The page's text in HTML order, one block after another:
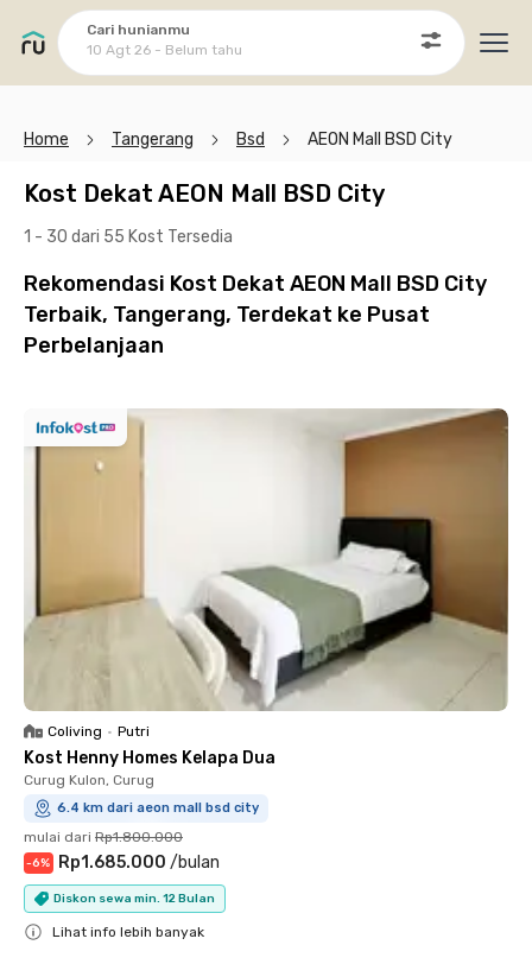
Cari hunianmu
10 Agt 26 - Belum tahu
Home Tangerang Bsd AEON Mall BSD City
Kost Dekat AEON Mall BSD City
1 - 30 dari 55 Kost Tersedia
Rekomendasi Kost Dekat AEON Mall BSD City
Terbaik, Tangerang, Terdekat ke Pusat
Perbelanjaan
Coliving • Putri
Kost Henny Homes Kelapa Dua
Curug Kulon, Curug
6.4 km dari aeon mall bsd city
mulai dari Rp1.800.000
-6% Rp1.685.000 /bulan
Diskon sewa min. 12 Bulan
Lihat info lebih banyak